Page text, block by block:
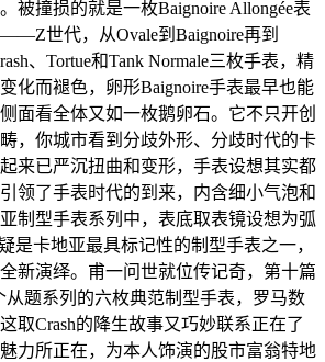
被撞损的就是一枚Baignoire Allongée表
世代，从Ovale到Baignoire再到
、Tortue和Tank Normale三枚手表，精
化而褪色，卵形Baignoire手表最早也能
面看全体又如一枚鹅卵石。它不只开创
，你城市看到分歧外形、分歧时代的卡
来已严沉扭曲和变形，手表设想其实都
领了手表时代的到来，内含细小气泡和
制型手表系列中，表底取表镜设想为弧
是卡地亚最具标记性的制型手表之一，
新演绎。甫一问世就位传记奇，第十篇
从题系列的六枚典范制型手表，罗马数
取Crash的降生故事又巧妙联系正在了
力所正在，为本人饰演的股市富翁特地